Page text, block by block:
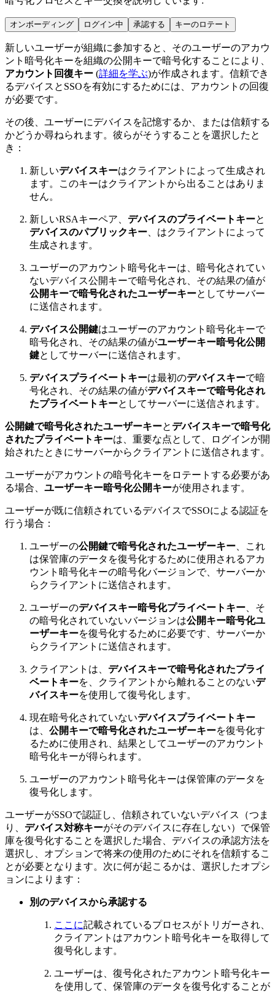
オンボーディング ログイン中 承認する キーのロテート
新しいユーザーが組織に参加すると、そのユーザーのアカウ
ント暗号化キーを組織の公開キーで暗号化することにより、
アカウント回復キー (詳細を学ぶ)が作成されます。信頼でき
るデバイスとSSOを有効にするためには、アカウントの回復
が必要です。
その後、ユーザーにデバイスを記憶するか、または信頼する
かどうか尋ねられます。彼らがそうすることを選択したと
き：
新しいデバイスキーはクライアントによって生成され
ます。このキーはクライアントから出ることはありま
せん。
新しいRSAキーペア、 デバイスのプライベートキーと
デバイスのパブリックキー 、はクライアントによって
生成されます。
ユーザーのアカウント暗号化キーは、暗号化されてい
ないデバイス公開キーで暗号化され、その結果の値が
公開キーで暗号化されたユーザーキーとしてサーバー
に送信されます。
デバイス公開鍵はユーザーのアカウント暗号化キーで
暗号化され、その結果の値がユーザーキー暗号化公開
鍵としてサーバーに送信されます。
デバイスプライベートキーは最初のデバイスキーで暗
号化され、その結果の値がデバイスキーで暗号化され
たプライベートキーとしてサーバーに送信されます。
公開鍵で暗号化されたユーザーキーとデバイスキーで暗号化
されたプライベートキーは、重要な点として、ログインが開
始されたときにサーバーからクライアントに送信されます。
ユーザーがアカウントの暗号化キーをロテートする必要があ
る場合、 ユーザーキー暗号化公開キーが使用されます。
ユーザーが既に信頼されているデバイスでSSOによる認証を
行う場合：
ユーザーの公開鍵で暗号化されたユーザーキー 、これ
は保管庫のデータを復号化するために使用されるアカ
ウント暗号化キーの暗号化バージョンで、サーバーか
らクライアントに送信されます。
ユーザーのデバイスキー暗号化プライベートキー 、そ
の暗号化されていないバージョンは公開キー暗号化ユ
ーザーキーを復号化するために必要です、サーバーか
らクライアントに送信されます。
クライアントは、 デバイスキーで暗号化されたプライ
ベートキーを、クライアントから離れることのないデ
バイスキーを使用して復号化します。
現在暗号化されていないデバイスプライベートキー
は、 公開キーで暗号化されたユーザーキーを復号化す
るために使用され、結果としてユーザーのアカウント
暗号化キーが得られます。
ユーザーのアカウント暗号化キーは保管庫のデータを
復号化します。
ユーザーがSSOで認証し、信頼されていないデバイス（つま
り、 デバイス対称キーがそのデバイスに存在しない）で保管
庫を復号化することを選択した場合、デバイスの承認方法を
選択し、オプションで将来の使用のためにそれを信頼するこ
とが必要となります。次に何が起こるかは、選択したオプシ
ョンによります：
別のデバイスから承認する
ここに記載されているプロセスがトリガーされ、
クライアントはアカウント暗号化キーを取得して
復号化します。
ユーザーは、復号化されたアカウント暗号化キー
を使用して、保管庫のデータを復号化することが